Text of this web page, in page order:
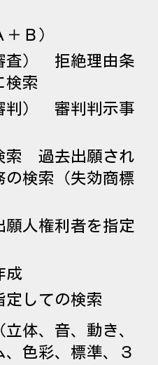
Ｂ）
査） 拒絶理由条
検索
判） 審判判示事
索 過去出願され
の検索（失効商標
人権利者を指定
成
定しての検索
体、音、動き、
色彩、標準、３